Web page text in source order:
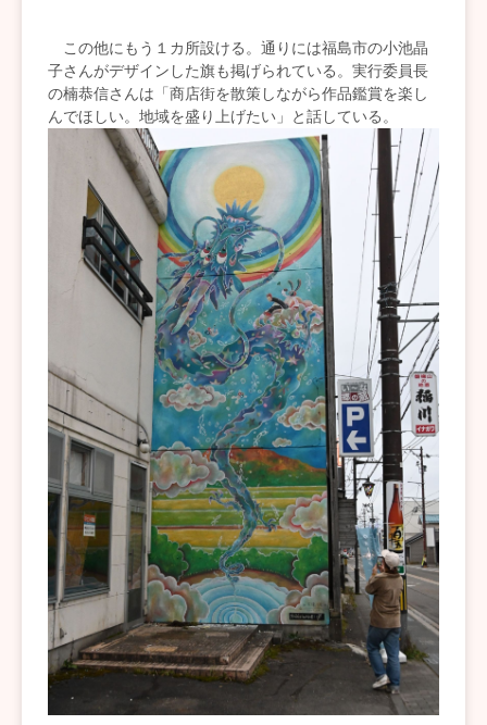
この他にもう１カ所設ける。通りには福島市の小池晶
子さんがデザインした旗も掲げられている。実行委員長
の楠恭信さんは「商店街を散策しながら作品鑑賞を楽し
んでほしい。地域を盛り上げたい」と話している。